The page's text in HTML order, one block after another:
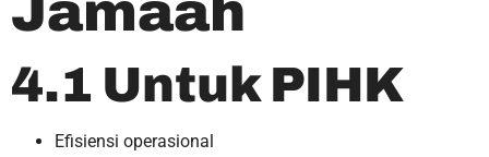
Jamaah
4.1 Untuk PIHK
Efisiensi operasional